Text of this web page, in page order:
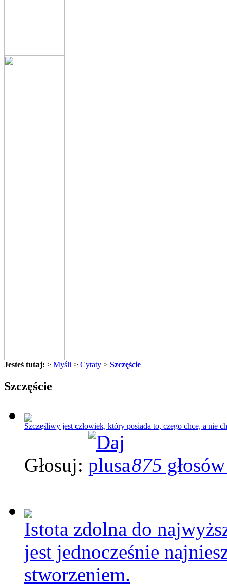
Jesteś tutaj: > Myśli > Cytaty > Szczęście
Szczęście
Szczęśliwy jest człowiek, który posiada to, czego chce, a nie
Głosuj: 875
Istota zdolna do
jest jednocześnie
stworzeniem.